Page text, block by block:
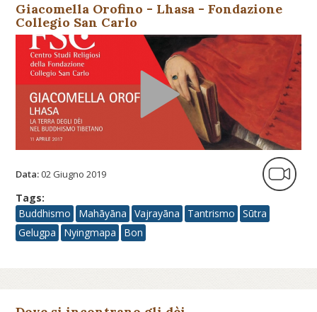
Giacomella Orofino - Lhasa - Fondazione
Collegio San Carlo
Data:02 Giugno 2019
Tags:
Buddhismo
Mahāyāna Vajrayāna Tantrismo
Sūtra
Gelugpa
Nyingmapa Bon